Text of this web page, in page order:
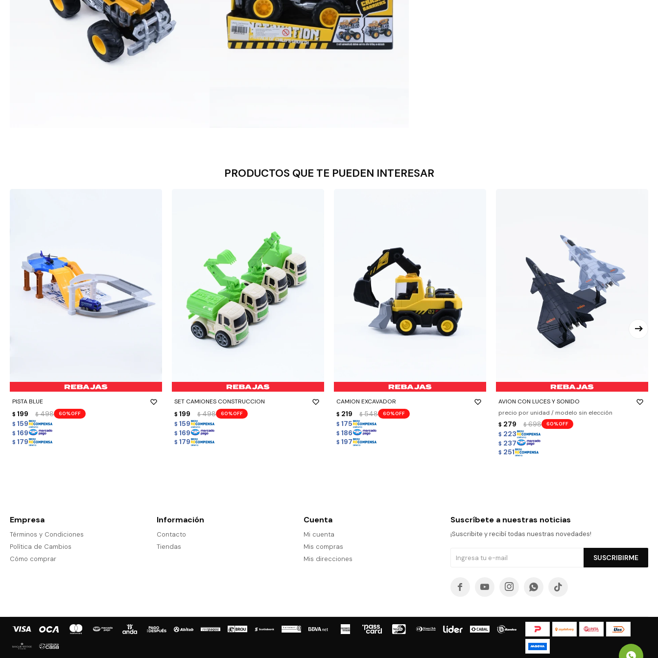
PRODUCTOS QUE TE PUEDEN INTERESAR
PISTA BLUE
$ 199 $ 498 60
$ 159
$ 169
$ 179
- +
SET CAMIONES CONSTRUCCION
$ 199 $ 498 60
$ 159
$ 169
$ 179
- +
CAMION EXCAVADOR
$ 219 $ 548 60
$ 175
$ 186
$ 197
- +
AVION CON LUCES Y SONIDO
precio por unidad / modelo sin elección
$ 279 $ 698 60
$ 223
$ 237
$ 251
- +
Empresa
Términos y Condiciones
Política de Cambios
Cómo comprar
Información
Contacto
Tiendas
Cuenta
Mi cuenta
Mis compras
Mis direcciones
Suscríbete a nuestras noticias
¡Suscribite y recibí todas nuestras novedades!
SUSCRIBIRME
    